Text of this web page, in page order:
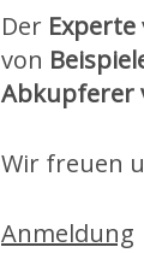
Der Experte
von
Abkupferer
Wir freuen
Anmeldung